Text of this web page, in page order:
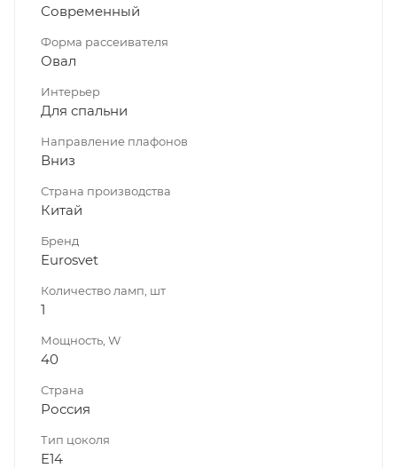
Современный
Форма рассеивателя
Овал
Интерьер
Для спальни
Направление плафонов
Вниз
Страна производства
Китай
Бренд
Eurosvet
Количество ламп, шт
1
Мощность, W
40
Страна
Россия
Тип цоколя
E14